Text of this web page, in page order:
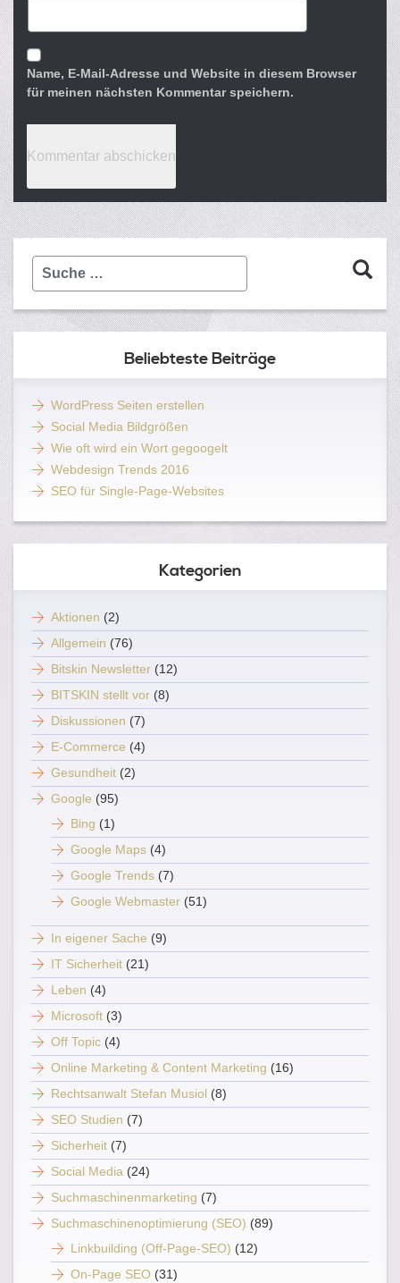
Name, E-Mail-Adresse und Website in diesem Browser
für meinen nächsten Kommentar speichern.
Suche
Beliebteste Beiträge
WordPress Seiten erstellen
Social Media Bildgrößen
Wie oft wird ein Wort gegoogelt
Webdesign Trends 2016
SEO für Single-Page-Websites
Kategorien
Aktionen (2)
Allgemein (76)
Bitskin Newsletter (12)
BITSKIN stellt vor (8)
Diskussionen (7)
E-Commerce (4)
Gesundheit (2)
Google (95)
Bing (1)
Google Maps (4)
Google Trends (7)
Google Webmaster (51)
In eigener Sache (9)
IT Sicherheit (21)
Leben (4)
Microsoft (3)
Off Topic (4)
Online Marketing & Content Marketing (16)
Rechtsanwalt Stefan Musiol (8)
SEO Studien (7)
Sicherheit (7)
Social Media (24)
Suchmaschinenmarketing (7)
Suchmaschinenoptimierung (SEO) (89)
Linkbuilding (Off-Page-SEO) (12)
On-Page SEO (31)